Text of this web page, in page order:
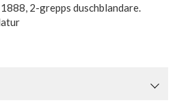
2-grepps duschblandare.